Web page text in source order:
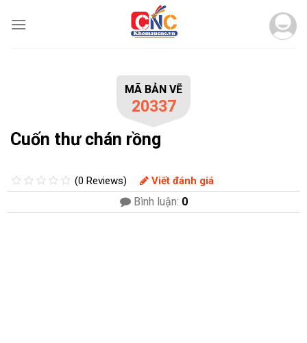
MÃ BẢN VẼ
20337
Cuốn thư chán rồng
(0 Reviews) Viết đánh giá
Bình luận: 0